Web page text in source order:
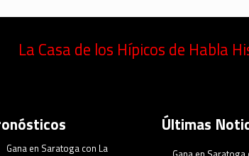
La Casa de los Hípicos de Habla
Gana en Saratoga con La
Últimas